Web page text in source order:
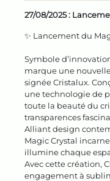
27/08/2025 :
✨ Lancement du
Symbole
marque une
signée Cristalux.
une technologie de
toute la beauté du
transparences
Alliant design
Magic Crystal
illumine chaque
Avec cette création,
engagement à